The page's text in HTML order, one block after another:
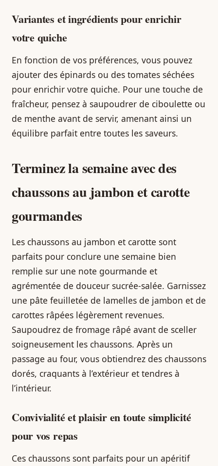
Variantes et ingrédients pour enrichir
votre quiche
En fonction de vos préférences, vous pouvez
ajouter des épinards ou des tomates séchées
pour enrichir votre quiche. Pour une touche de
fraîcheur, pensez à saupoudrer de ciboulette ou
de menthe avant de servir, amenant ainsi un
équilibre parfait entre toutes les saveurs.
Terminez la semaine avec des
chaussons au jambon et carotte
gourmandes
Les chaussons au jambon et carotte sont
parfaits pour conclure une semaine bien
remplie sur une note gourmande et
agrémentée de douceur sucrée-salée. Garnissez
une pâte feuilletée de lamelles de jambon et de
carottes râpées légèrement revenues.
Saupoudrez de fromage râpé avant de sceller
soigneusement les chaussons. Après un
passage au four, vous obtiendrez des chaussons
dorés, craquants à l’extérieur et tendres à
l’intérieur.
Convivialité et plaisir en toute simplicité
pour vos repas
Ces chaussons sont parfaits pour un apéritif